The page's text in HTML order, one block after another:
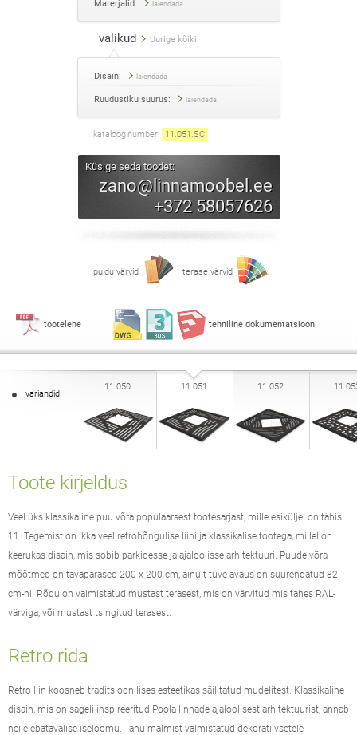
Materjalid: laiendada
valikud Uurige kõiki
Disain: laiendada
Ruudustiku suurus: laiendada
katalooginumber: 11.051 .SC
Küsige seda toodet:
zano@linnamoobel.ee
+372 58057626
puidu värvid terase värvid
tootelehe tehniline dokumentatsioon
variandid
11.050 11.051 11.052
Toote kirjeldus
Veel üks klassikaline puu võra populaarsest tootesarjast, mille esiküljel on tähis
11. Tegemist on ikka veel retrohõngulise liini ja klassikalise tootega, millel on
keerukas disain, mis sobib parkidesse ja ajaloolisse arhitektuuri. Puude võra
mõõtmed on tavapärased 200 x 200 cm, ainult tüve avaus on suurendatud 82
cm-ni. Rõdu on valmistatud mustast terasest, mis on värvitud mis tahes RAL-
värviga, või mustast tsingitud terasest.
Retro rida
Retro liin koosneb traditsioonilises esteetikas säilitatud mudelitest. Klassikaline
disain, mis on sageli inspireeritud Poola linnade ajaloolisest arhitektuurist, annab
neile ebatavalise iseloomu. Tänu malmist valmistatud dekoratiivsetele